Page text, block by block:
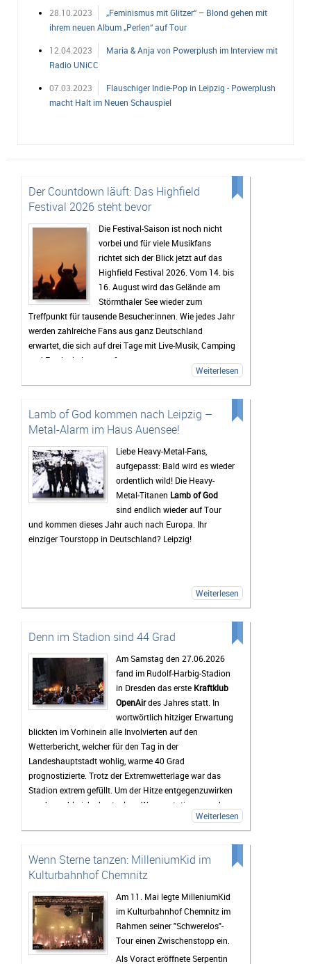
28.10.2023
„Feminismus mit Glitzer“ – Blond gehen mit
ihrem neuen Album „Perlen“ auf Tour
12.04.2023
Maria & Anja von Powerplush im Interview mit
Radio UNiCC
07.03.2023
Flauschiger Indie-Pop in Leipzig - Powerplush
macht Halt im Neuen Schauspiel
Der Countdown läuft: Das Highfield
Festival 2026 steht bevor
Die Festival-Saison ist noch nicht
vorbei und für viele Musikfans
richtet sich der Blick jetzt auf das
Highfield Festival 2026. Vom 14. bis
16. August wird das Gelände am
Störmthaler See wieder zum
Treffpunkt für tausende Besucher:innen. Wie jedes Jahr
werden zahlreiche Fans aus ganz Deutschland
erwartet, die sich auf drei Tage mit Live-Musik, Camping
und Festivalstimmung freuen.
Das Highfield gehört seit Jahren zu den bekanntesten
Rock, Indie, Punk und Hip-Hop sorgt dafür, dass jedes
Jahr ein bunt gemischtes Publikum zusammenkommt.
Auch 2026 stehen wieder viele bekannte Künstler auf
dem Programm, die Besucher vor den Bühnen zum
Feiern bringen sollen. Gerade die Headliner werden mit
Spannung erwartet, doch oft sind es auch die kleineren
Bands.
Mindestens genauso wichtig wie die Konzerte ist für
viele Gäste das Leben auf dem Campingplatz. Dort
beginnt das Festivalgefühl oft schon lange, bevor die
zwischendurch eine Pause vom Trubel braucht, kann
zu mehr als nur einem Musikfestival.
Bis zum Festival dauert es zwar noch etwas, doch die
Vorfreude wächst mit jedem Tag. Viele Tickets sind
bereits verkauft und die Erwartungen an das
Wochenende sind entsprechend hoch. Wenn das
Wetter mitspielt und die Stimmung so gut wird wie in
den vergangenen Jahren, dürfte das Highfield Festival
2026 wieder zu den Höhepunkten des Festivalsommers
gehören.
Weiterlesen
Lamb of God kommen nach Leipzig –
Metal-Alarm im Haus Auensee!
Liebe Heavy-Metal-Fans,
aufgepasst: Bald wird es wieder
ordentlich wild! Die Heavy-
Metal-Titanen Lamb of God
sind endlich wieder auf Tour
und kommen dieses Jahr auch nach Europa. Ihr
einziger Tourstopp in Deutschland? Leipzig!
Weiterlesen
Denn im Stadion sind 44 Grad
Am Samstag den 27.06.2026
fand im Rudolf-Harbig-Stadion
in Dresden das erste Kraftklub
OpenAirdes Jahres statt. In
wortwörtlich hitziger Erwartung
blickten im Vorhinein alle Involvierten auf den
Wetterbericht, welcher für den Tag in der
Landeshauptstadt wohlig, warme 40 Grad
prognostizierte. Trotz der Extremwetterlage war das
Stadion extrem gefüllt. Um der Hitze entgegenzuwirken
wurden zahlreiche kostenlose Wasserstationen und -
sprinkler installiert, Rettungsdecken ausgegeben und
das Wasser an den Verkaufsständen um 20% reduziert.
zahlreichen Rettungskräfte direkt vor Ort.
Als erster Voract startete der Rapper
welcher mit Sommerkleid und Wassereis die passende
musikalische Untermalung für den sich langsam
nähernden und damit Abkühlung versprechenden
Sonnenuntergang lieferte. Mit seinen 17 Jahren und
seinem FeaturegastKid Kapri
konnte er die Fans, die
Weiterlesen
Wenn Sterne tanzen: MilleniumKid im
Kulturbahnhof Chemnitz
Am 11. Mai legte MilleniumKid
im Kulturbahnhof Chemnitz im
Rahmen seiner "Schwerelos"-
Tour einen Zwischenstopp ein.
Als Voract eröffnete Serpentin